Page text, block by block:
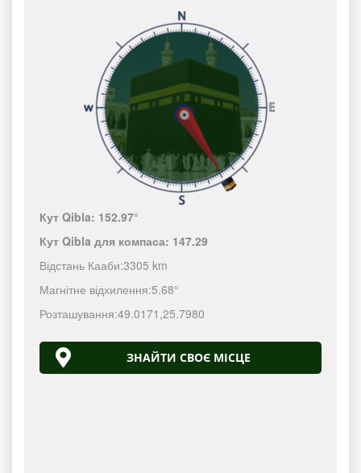
Кут Qibla: 152.97°
Кут Qibla для компаса: 147.29
Відстань Кааби:3305 km
Магнітне відхилення:5.68°
Розташування:49.0171 ,25.7980
ЗНАЙТИ СВОЄ МІСЦЕ